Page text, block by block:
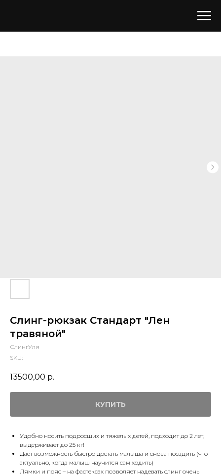
Слинг-рюкзак Стандарт "Лен
травяной"
СлингУля
SKU:
13500,00 р.
КУПИТЬ
Удобно носить подросших и тяжелых детей, подходит до 2 лет,
выдерживает до 25 кг!
Дает возможность быстро достать малыша и снова посадить (что
актуально, когда малыш научится сам ходить)
Лямки и пояс – на фастексах позволяет надевать слинг очень